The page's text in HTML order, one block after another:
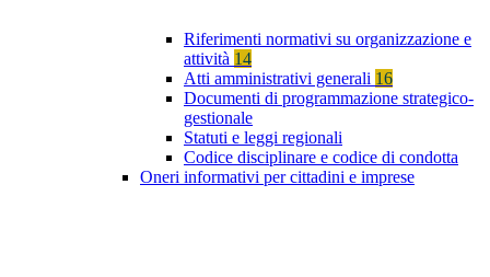
Riferimenti normativi su organizzazione e
attività 14
Atti amministrativi generali 16
Documenti di programmazione strategico-
gestionale
Statuti e leggi regionali
Codice disciplinare e codice di condotta
Oneri informativi per cittadini e imprese